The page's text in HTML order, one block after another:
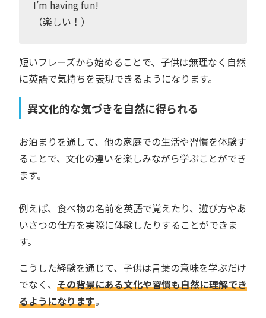
I’m having fun!
（楽しい！）
短いフレーズから始めることで、子供は無理なく自然
に英語で気持ちを表現できるようになります。
異文化的な気づきを自然に得られる
お泊まりを通して、他の家庭での生活や習慣を体験す
ることで、文化の違いを楽しみながら学ぶことができ
ます。
例えば、食べ物の名前を英語で覚えたり、遊び方やあ
いさつの仕方を実際に体験したりすることができま
す。
こうした経験を通じて、子供は言葉の意味を学ぶだけ
でなく、 その背景にある文化や習慣も自然に理解でき
るようになります。